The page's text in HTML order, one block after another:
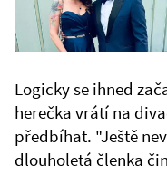
Logicky se ihned
herečka vrátí na
předbíhat. "Ještě
dlouholetá členka